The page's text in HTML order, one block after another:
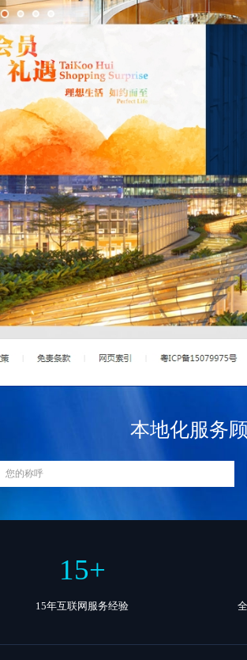
本地化服务
15+
15年互联网服务经验